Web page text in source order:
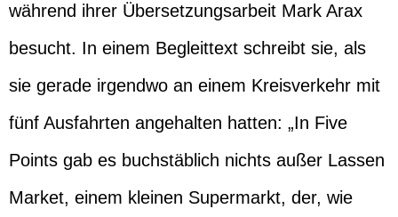
während ihrer Übersetzungsarbeit Mark Arax
besucht. In einem Begleittext schreibt sie, als
sie gerade irgendwo an einem Kreisverkehr mit
fünf Ausfahrten angehalten hatten: „In Five
Points gab es buchstäblich nichts außer Lassen
Market, einem kleinen Supermarkt, der, wie